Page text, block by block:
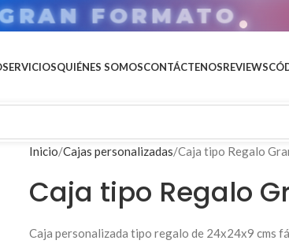
FORMATO
SERVICIOSQUIÉNES SOMOSCONTÁCTENOSREVIEWS
Inicio Cajas personalizadas Caja tipo Regalo
Caja tipo Regalo
Caja personalizada tipo regalo de 24x24x9 cms